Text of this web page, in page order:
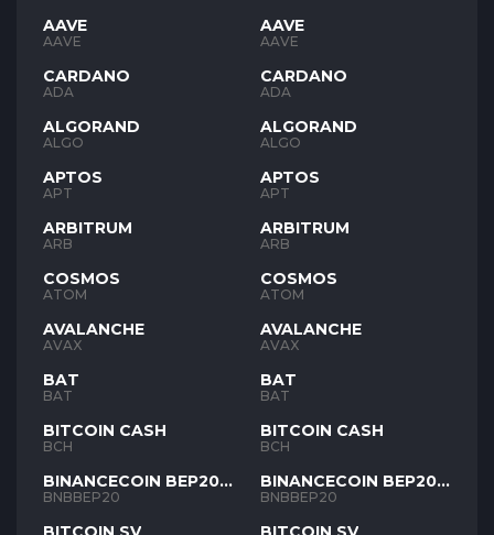
AAVE
AAVE
CARDANO
ADA
ALGORAND
ALGO
APTOS
APT
ARBITRUM
ARB
COSMOS
ATOM
AVALANCHE
AVAX
BAT
BAT
BITCOIN CASH
BCH
BINANCECOIN BEP20
BNB
BNBBEP20
AAVE
AAVE
CARDANO
ADA
ALGORAND
ALGO
APTOS
APT
ARBITRUM
ARB
COSMOS
ATOM
AVALANCHE
AVAX
BAT
BAT
BITCOIN CASH
BCH
BINANCECOIN BEP20
BNB
BNBBEP20